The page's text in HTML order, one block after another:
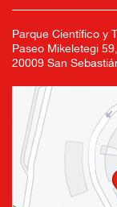
Parque Científico y
Paseo Mikeletegi 59,
20009 San